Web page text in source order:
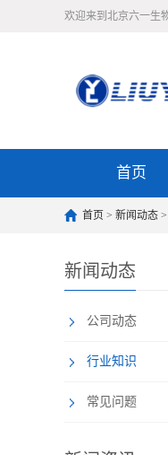
欢迎来到北京六一生
首页
首页 > 新闻动态 >
新闻动态
公司动态
行业知识
常见问题